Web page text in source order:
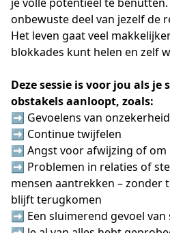
onbewuste deel van jezelf de
Het leven gaat veel
blokkades kunt helen en zelf
Deze sessie is voor jou als je
obstakels aanloopt, zoals:
➡️ Gevoelens van onzekerheid
➡️ Continue twijfelen
➡️ Angst voor afwijzing of om
➡️ Problemen in relaties of
mensen aantrekken – zonder
blijft terugkomen
➡️ Een sluimerend gevoel